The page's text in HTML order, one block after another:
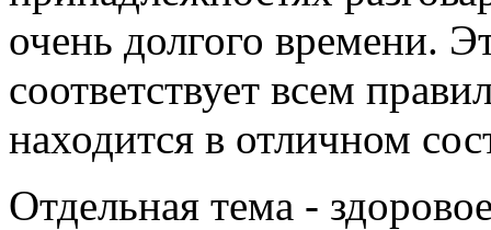
очень долгого времени.
соответствует всем
находится в отличном
Отдельная тема -